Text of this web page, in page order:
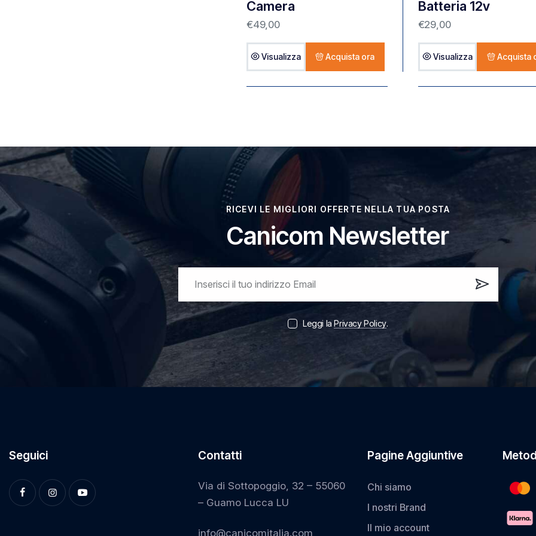
Camera
€49,00
Visualizza Acquista ora
Batteria 12v
€29,00
Visualizza Acquista
RICEVI LE MIGLIORI OFFERTE NELLA TUA POSTA
Canicom Newsletter
Iscrivi
Leggi laPrivacy Policy.
Seguici Contatti
Via di Sottopoggio, 32 – 55060
– Guamo Lucca LU
info@canicomitalia.com
Pagine Aggiuntive
Chi siamo
I nostri Brand
Il mio account